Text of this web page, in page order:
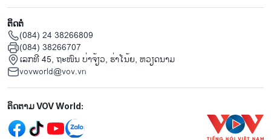
ຕິດຕໍ່
(084) 24 38266809
(084) 38266707
ເລກທີ 45, ຖະໜົນ ບ່າ​ຈ້ຽວ, ຮ່າ​ໂນ້ຍ, ຫວຽດນາມ
vovworld@vov.vn
Mạng xã hội
ຕິດຕາມ VOV World: